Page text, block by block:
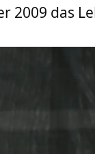
2009 das